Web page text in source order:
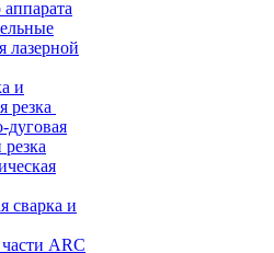
аппарата
лазерной
и
резка
сварка и
ARC